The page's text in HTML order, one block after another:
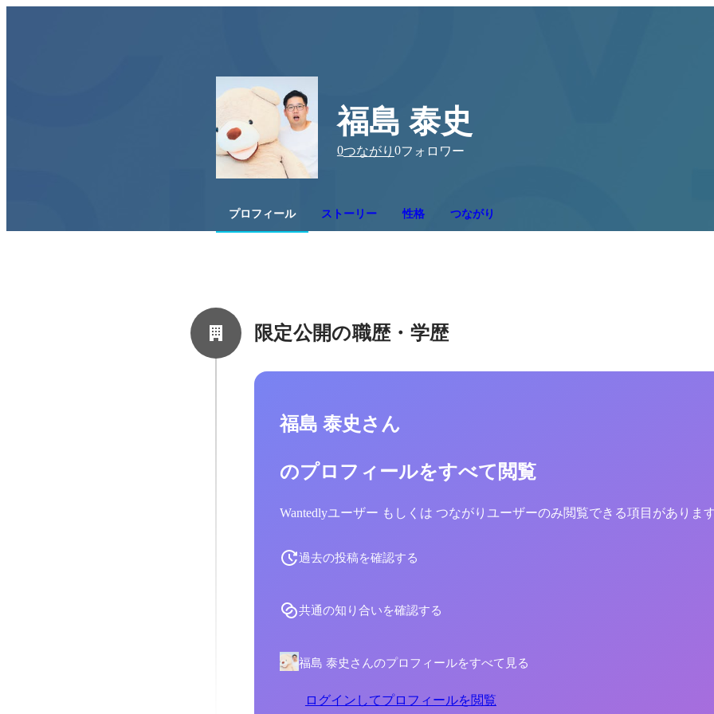
福島 泰史
0つながり 0フォロワー
プロフィール ストーリー 性格 つながり
限定公開の職歴・学歴
福島 泰史さん
のプロフィールをすべて閲覧
Wantedlyユーザー もしくは つながりユーザーのみ閲覧できる項目がありま
過去の投稿を確認する
共通の知り合いを確認する
福島 泰史さんのプロフィールをすべて見る
ログインしてプロフィールを閲覧